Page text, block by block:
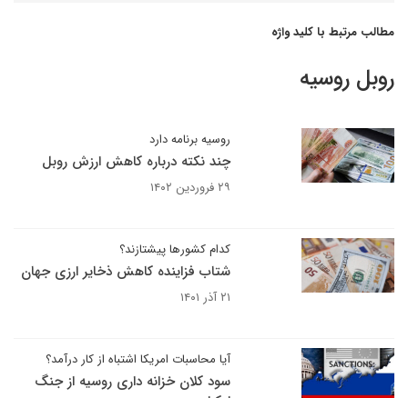
مطالب مرتبط با کلید واژه
روبل روسیه
روسیه برنامه دارد
چند نکته درباره کاهش ارزش روبل
۲۹ فروردین ۱۴۰۲
کدام کشورها پیشتازند؟
شتاب فزاینده کاهش ذخایر ارزی جهان
۲۱ آذر ۱۴۰۱
آیا محاسبات امریکا اشتباه از کار درآمد؟
سود کلان خزانه داری روسیه از جنگ